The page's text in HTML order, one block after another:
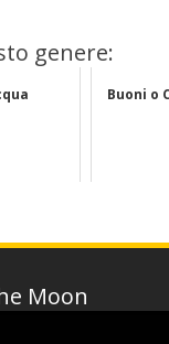
genere:
Buoni o
Moon